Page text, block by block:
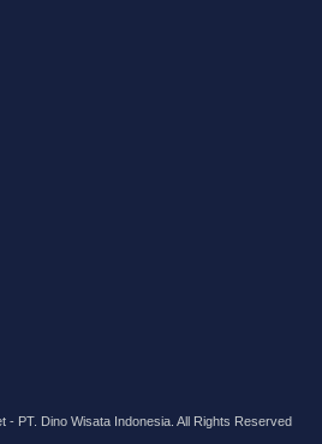
- PT. Dino Wisata Indonesia. All Rights Reserved